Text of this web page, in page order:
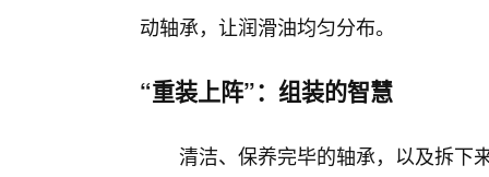
动轴承，让润滑油均匀分布。
“重装上阵”：组装的智慧
清洁、保养完毕的轴承，以及拆下